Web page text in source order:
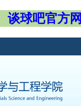
谈球吧官方